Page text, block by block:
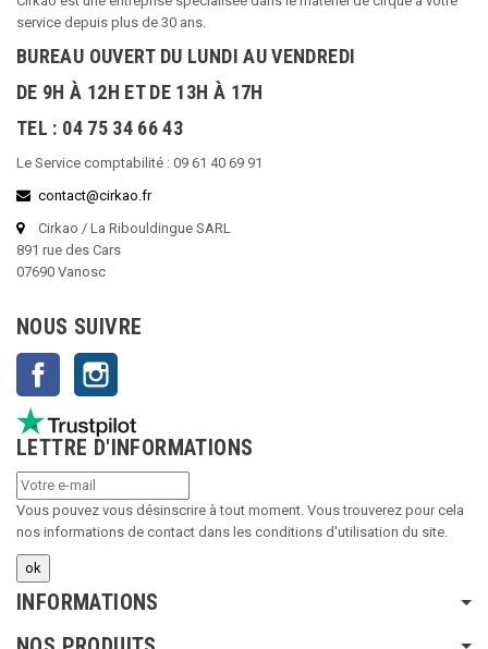
service depuis plus de 30 ans.
BUREAU OUVERT DU LUNDI AU VENDREDI
DE 9H À 12H ET DE 13H À 17H
TEL : 04 75 34 66 43
Le Service comptabilité : 09 61 40 69 91
contact@cirkao.fr
Cirkao / La Ribouldingue SARL
891 rue des Cars
07690 Vanosc
NOUS SUIVRE
Facebook
LETTRE D'INFORMATIONS
Vous pouvez vous désinscrire à tout moment. Vous trouverez pour cela
nos informations de contact dans les conditions d'utilisation du site.
INFORMATIONS